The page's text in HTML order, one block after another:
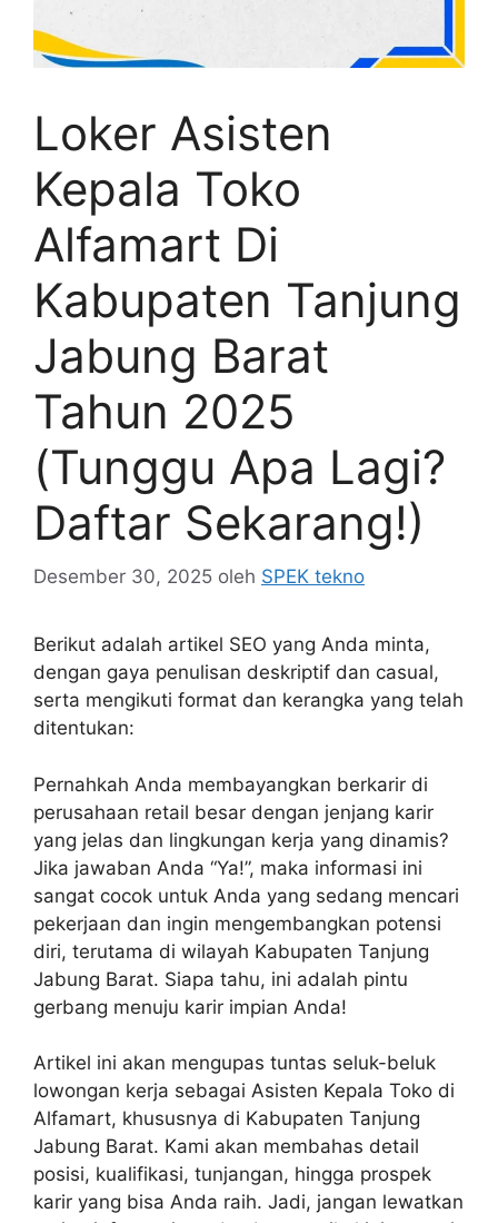
Loker Asisten
Kepala Toko
Alfamart Di
Kabupaten Tanjung
Jabung Barat
Tahun 2025
(Tunggu Apa Lagi?
Daftar Sekarang!)
Desember 30, 2025 oleh SPEK tekno
Berikut adalah artikel SEO yang Anda minta,
dengan gaya penulisan deskriptif dan casual,
serta mengikuti format dan kerangka yang telah
ditentukan:
Pernahkah Anda membayangkan berkarir di
perusahaan retail besar dengan jenjang karir
yang jelas dan lingkungan kerja yang dinamis?
Jika jawaban Anda “Ya!”, maka informasi ini
sangat cocok untuk Anda yang sedang mencari
pekerjaan dan ingin mengembangkan potensi
diri, terutama di wilayah Kabupaten Tanjung
Jabung Barat. Siapa tahu, ini adalah pintu
gerbang menuju karir impian Anda!
Artikel ini akan mengupas tuntas seluk-beluk
lowongan kerja sebagai Asisten Kepala Toko di
Alfamart, khususnya di Kabupaten Tanjung
Jabung Barat. Kami akan membahas detail
posisi, kualifikasi, tunjangan, hingga prospek
karir yang bisa Anda raih. Jadi, jangan lewatkan